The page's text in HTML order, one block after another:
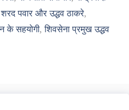
शरद पवार और उद्धव ठाकरे,
के सहयोगी,शिवसेना प्रमुख उद्धव